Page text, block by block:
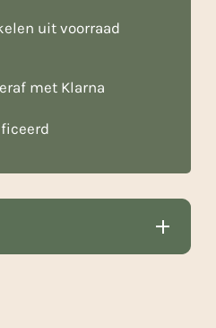
uit voorraad
met Klarna